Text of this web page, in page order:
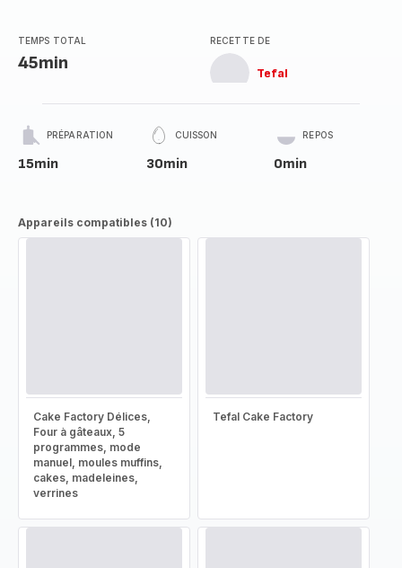
TEMPS TOTAL
45min
RECETTE DE
Tefal
PRÉPARATION
15min
CUISSON
30min
REPOS
0min
Appareils compatibles (10)
Cake Factory Délices,
Four à gâteaux, 5
programmes, mode
manuel, moules muffins,
cakes, madeleines,
verrines
Tefal Cake Factory